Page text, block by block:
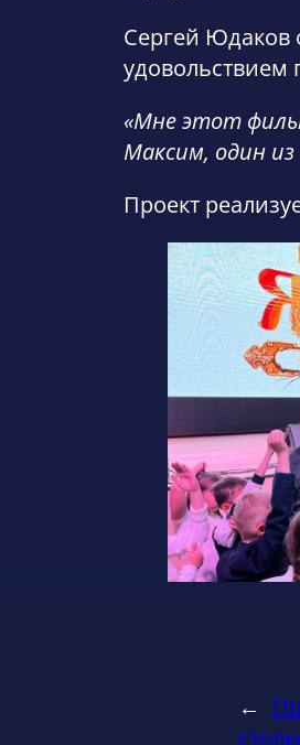
Сергей Юдаков
удовольствием
«Мне этот
Максим, один из
Проект
←